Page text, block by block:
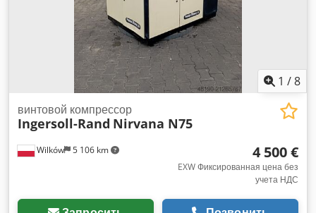
1 /8
Wilków 5 106 km
винтовой компрессор
Ingersoll-Rand Nirvana N75
4 500 €
EXW Фиксированная цена без
учета НДС